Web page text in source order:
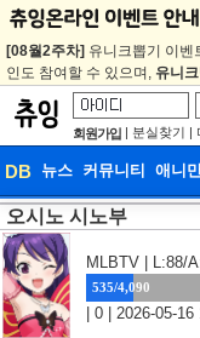
[08월2주차] 유니크뽑기 이벤
인도 참여할 수 있으며, 유니
회원가입 | 분실찾기 |
DB 뉴스 커뮤니티 애니
DB
웹툰
오시노 시노부
MLBTV | L:88/
535/4,090
| 0 | 2026-05-